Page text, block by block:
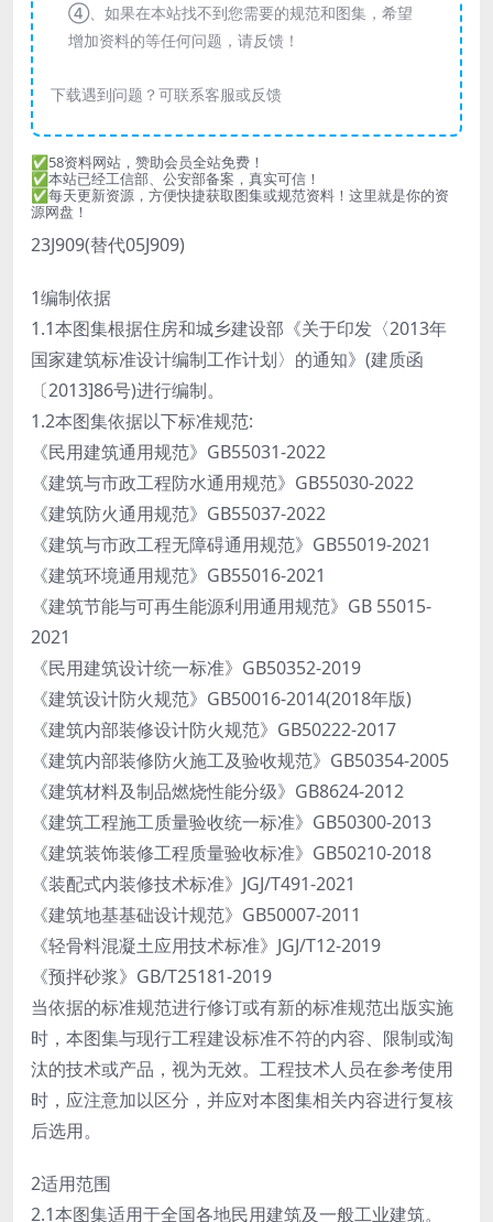
④、如果在本站找不到您需要的规范和图集，希望
增加资料的等任何问题，请反馈！
下载遇到问题？可联系客服或反馈
✅58资料网站，赞助会员全站免费！
✅本站已经工信部、公安部备案，真实可信！
✅每天更新资源，方便快捷获取图集或规范资料！这里就是你的资
源网盘！
23J909(替代05J909)
1编制依据
1.1本图集根据住房和城乡建设部《关于印发〈2013年
国家建筑标准设计编制工作计划〉的通知》(建质函
〔2013]86号)进行编制。
1.2本图集依据以下标准规范:
《民用建筑通用规范》GB55031-2022
《建筑与市政工程防水通用规范》GB55030-2022
《建筑防火通用规范》GB55037-2022
《建筑与市政工程无障碍通用规范》GB55019-2021
《建筑环境通用规范》GB55016-2021
《建筑节能与可再生能源利用通用规范》GB 55015-
2021
《民用建筑设计统一标准》GB50352-2019
《建筑设计防火规范》GB50016-2014(2018年版)
《建筑内部装修设计防火规范》GB50222-2017
《建筑内部装修防火施工及验收规范》GB50354-2005
《建筑材料及制品燃烧性能分级》GB8624-2012
《建筑工程施工质量验收统一标准》GB50300-2013
《建筑装饰装修工程质量验收标准》GB50210-2018
《装配式内装修技术标准》JGJ/T491-2021
《建筑地基基础设计规范》GB50007-2011
《轻骨料混凝土应用技术标准》JGJ/T12-2019
《预拌砂浆》GB/T25181-2019
当依据的标准规范进行修订或有新的标准规范出版实施
时，本图集与现行工程建设标准不符的内容、限制或淘
汰的技术或产品，视为无效。工程技术人员在参考使用
时，应注意加以区分，并应对本图集相关内容进行复核
后选用。
2适用范围
2.1本图集适用于全国各地民用建筑及一般工业建筑。